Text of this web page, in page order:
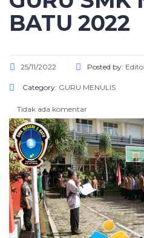
BATU 2022
25/11/2022 Posted by:
Category: GURU MENULIS
Tidak ada komentar